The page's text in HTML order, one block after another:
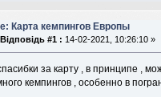
Карта кемпингов Европы
Відповідь #1 : 14-02-2021, 10:26:10 »
за карту , в принципе ,
кемпингов , особенно в